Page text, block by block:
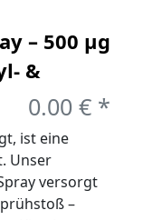
– 500 µg
&
0.00 € *
ist eine
Unser
versorgt
–